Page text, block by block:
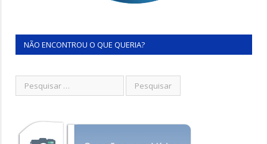
NÃO ENCONTROU O QUE QUERIA?